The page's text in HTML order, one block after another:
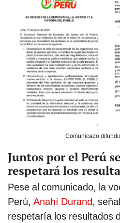
Comunicado
Juntos por el Perú
respetará los
Pese al comunicado, la
Perú, Anahí Durand,
respetaría los resultados